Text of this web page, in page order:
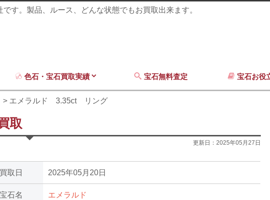
す。製品、ルース、どんな状態でもお買取出来ます。
色石・宝石買取実績 宝石無料査定 宝石お役
エメラルド 3.35ct リング
取
更新日： 2025年05月27日
買取日 2025年05月20日
宝石名 エメラルド